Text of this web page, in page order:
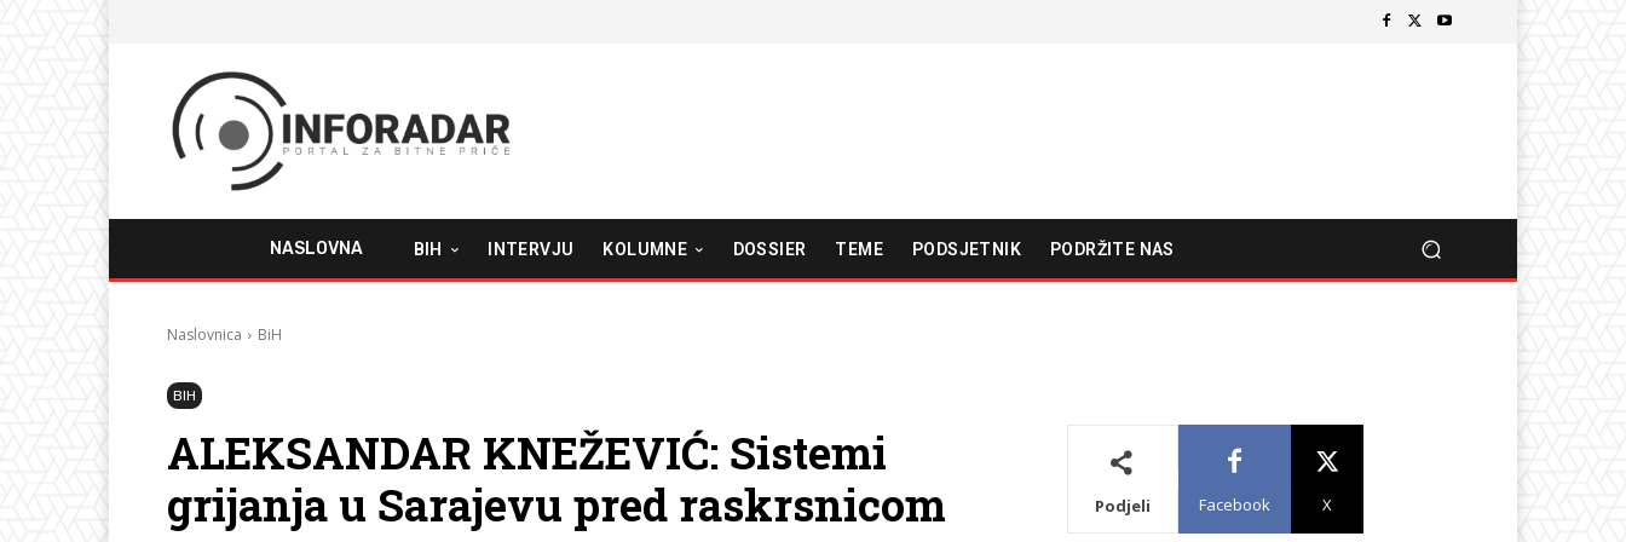
NASLOVNA BIH INTERVJU KOLUMNE DOSSIER TEME PODSJETNIK PODRŽITE NAS
Naslovnica BiH
BIH
ALEKSANDAR KNEŽEVIĆ: Sistemi
grijanja u Sarajevu pred raskrsnicom
Podjeli Facebook X